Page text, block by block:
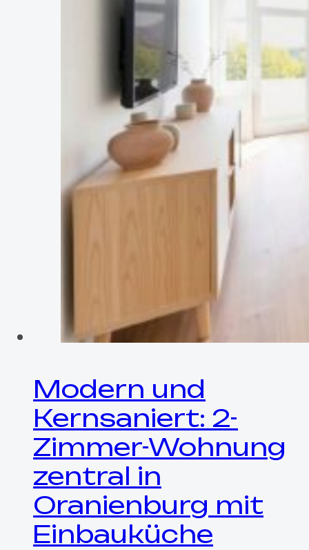
Modern und
Kernsaniert: 2-
Zimmer-Wohnung
zentral in
Oranienburg mit
Einbauküche